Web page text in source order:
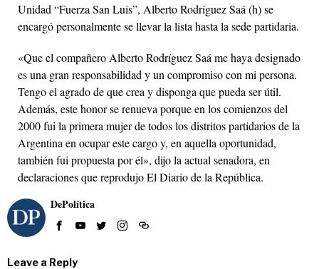
Unidad “Fuerza San Luis”, Alberto Rodríguez Saá (h) se
encargó personalmente se llevar la lista hasta la sede partidaria.
«Que el compañero Alberto Rodríguez Saá me haya designado
es una gran responsabilidad y un compromiso con mi persona.
Tengo el agrado de que crea y disponga que pueda ser útil.
Además, este honor se renueva porque en los comienzos del
2000 fui la primera mujer de todos los distritos partidarios de la
Argentina en ocupar este cargo y, en aquella oportunidad,
también fui propuesta por él», dijo la actual senadora, en
declaraciones que reprodujo El Diario de la República.
DePolítica
Leave a Reply